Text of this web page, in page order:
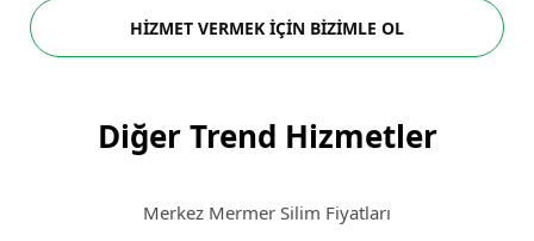
HİZMET VERMEK İÇİN BİZİMLE OL
Diğer Trend Hizmetler
Merkez Mermer Silim Fiyatları